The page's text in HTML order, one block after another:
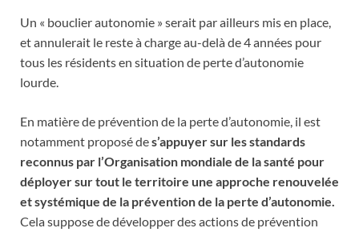
Un « bouclier autonomie » serait par ailleurs mis en place,
et annulerait le reste à charge au-delà de 4 années pour
tous les résidents en situation de perte d’autonomie
lourde.
En matière de prévention de la perte d’autonomie, il est
notamment proposé des’appuyer sur les standards
reconnus par l’Organisation mondiale de la santé pour
déployer sur tout le territoire une approche renouvelée
et systémique de la prévention de la perte d’autonomie.
Cela suppose de développer des actions de prévention